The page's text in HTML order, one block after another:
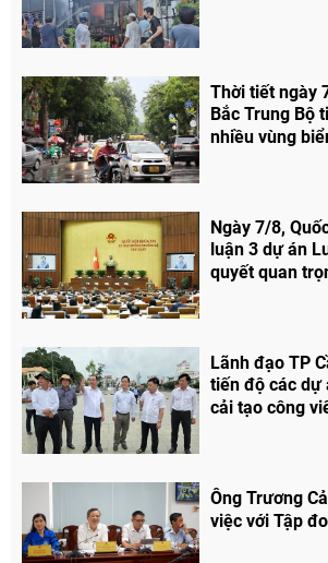
Thời tiết ngày
Bắc Trung Bộ
nhiều vùng
Ngày 7/8,
luận 3 dự án
quyết quan
Lãnh đạo TP
tiến độ các dự
cải tạo công
Ông Trương
việc với Tập